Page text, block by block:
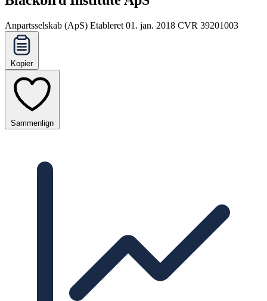
Anpartsselskab (ApS) Etableret 01. jan. 2018 CVR 39201003
Kopier
Sammenlign